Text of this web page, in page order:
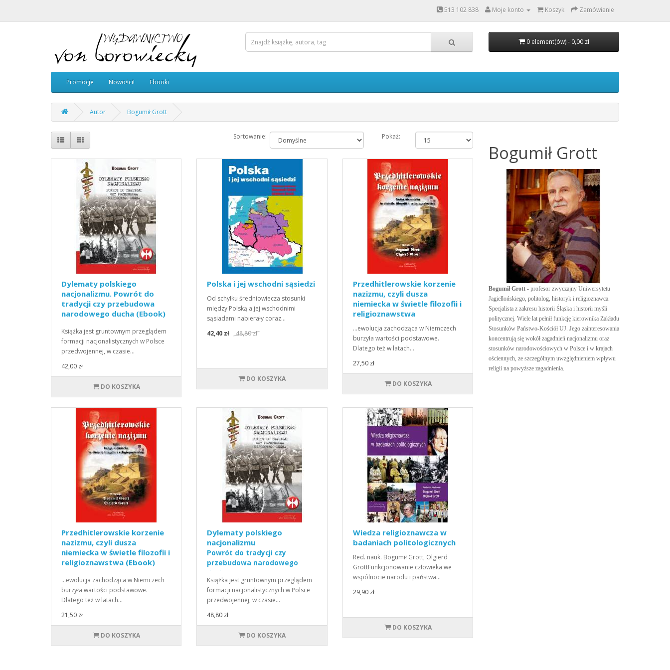
513 102 838 Moje konto Koszyk Zamówienie
0 element(ów) - 0,00 zł
Promocje Nowości! Ebooki
Autor Bogumił Grott
Sortowanie: Pokaż:
Dylematy polskiego
nacjonalizmu. Powrót do
tradycji czy przebudowa
narodowego ducha (Ebook)
Książka jest gruntownym przeglądem
formacji nacjonalistycznych w Polsce
przedwojennej, w czasie…
42,00 zł
DO KOSZYKA
Polska i jej wschodni sąsiedzi
Od schyłku średniowiecza stosunki
między Polską a jej wschodnimi
sąsiadami nabierały coraz…
42,40 zł
48,80 zł
DO KOSZYKA
Przedhitlerowskie korzenie
nazizmu, czyli dusza
niemiecka w świetle filozofii i
religioznawstwa
...ewolucja zachodząca w Niemczech
burzyła wartości podstawowe.
Dlatego też w latach…
27,50 zł
DO KOSZYKA
Przedhitlerowskie korzenie
nazizmu, czyli dusza
niemiecka w świetle filozofii i
religioznawstwa (Ebook)
...ewolucja zachodząca w Niemczech
burzyła wartości podstawowe.
Dlatego też w latach…
21,50 zł
DO KOSZYKA
Dylematy polskiego
nacjonalizmu
Powrót do tradycji czy
przebudowa narodowego
ducha
Książka jest gruntownym przeglądem
formacji nacjonalistycznych w Polsce
przedwojennej, w czasie…
48,80 zł
DO KOSZYKA
Wiedza religioznawcza w
badaniach politologicznych
Red. nauk. Bogumił Grott, Olgierd
GrottFunkcjonowanie człowieka we
wspólnocie narodu i państwa…
29,90 zł
DO KOSZYKA
Bogumił Grott
Bogumił Grott -profesor zwyczajny Uniwersytetu
Jagiellońskiego, politolog, historyk i religioznawca.
Specjalista z zakresu historii Śląska i historii myśli
politycznej. Wiele lat pełnił funkcję kierownika Zakładu
Stosunków Państwo-Kościół UJ. Jego zainteresowania
koncentrują się wokół zagadnień nacjonalizmu oraz
stosunków narodowościowych w Polsce i w krajach
ościennych, ze szczególnym uwzględnieniem wpływu
religii na powyższe zagadnienia.